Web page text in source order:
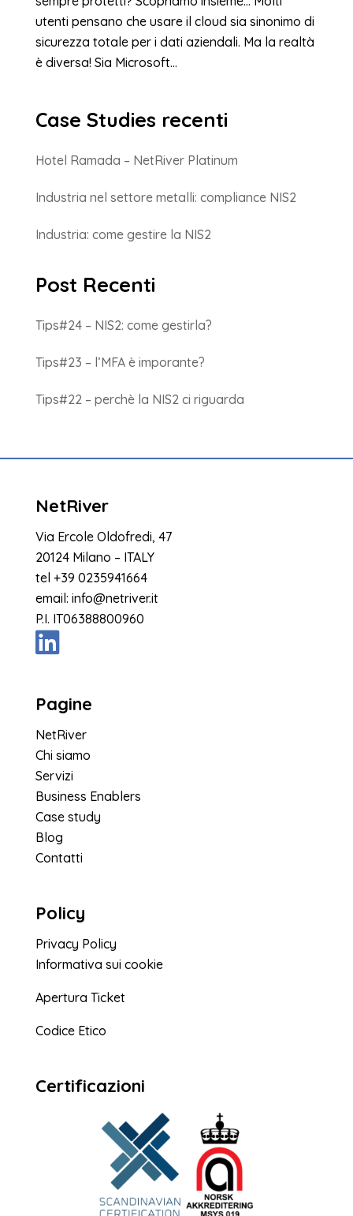
utenti pensano che usare il cloud sia sinonimo di
sicurezza totale per i dati aziendali. Ma la realtà
è diversa! Sia Microsoft...
Case Studies recenti
Hotel Ramada – NetRiver Platinum
Industria nel settore metalli: compliance NIS2
Industria: come gestire la NIS2
Post Recenti
Tips#24 – NIS2: come gestirla?
Tips#23 – l’MFA è imporante?
Tips#22 – perchè la NIS2 ci riguarda
NetRiver
Via Ercole Oldofredi, 47
20124 Milano – ITALY
tel +39 0235941664
email: info@netriver.it
P.I. IT06388800960
Pagine
NetRiver
Chi siamo
Servizi
Business Enablers
Case study
Blog
Contatti
Policy
Privacy Policy
Informativa sui cookie
Apertura Ticket
Codice Etico
Certificazioni